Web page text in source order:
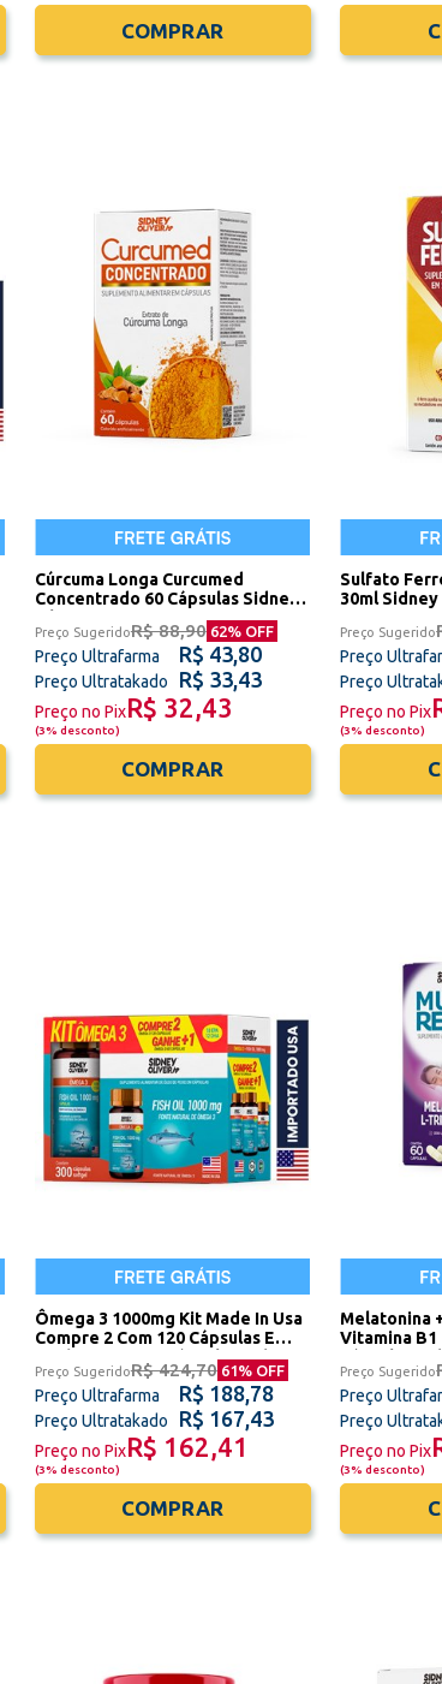
COMPRAR
Cúrcuma Longa Curcumed
Concentrado 60 Cápsulas Sidney
Preço SugeridoR$ 88,90 62% OFF
Preço Ultrafarma R$ 43,80
Preço Ultratakado R$ 33,43
Preço no PixR$ 32,43
(3% desconto)
COMPRAR
Sulfato
30ml
Preço Sugerido
Preço
Preço
Preço no Pix
(3% desconto)
Ômega 3 1000mg Kit Made In Usa
Compre 2 Com 120 Cápsulas E
Ganhe 1 Com 60 Cápsulas Sidney
Oliveira
Preço SugeridoR$ 424,70 61% OFF
Preço Ultrafarma R$ 188,78
Preço Ultratakado R$ 167,43
Preço no PixR$ 162,41
(3% desconto)
COMPRAR
Melatonina
Vitamina B1
Cápsulas
Preço Sugerido
Preço
Preço
Preço no Pix
(3% desconto)